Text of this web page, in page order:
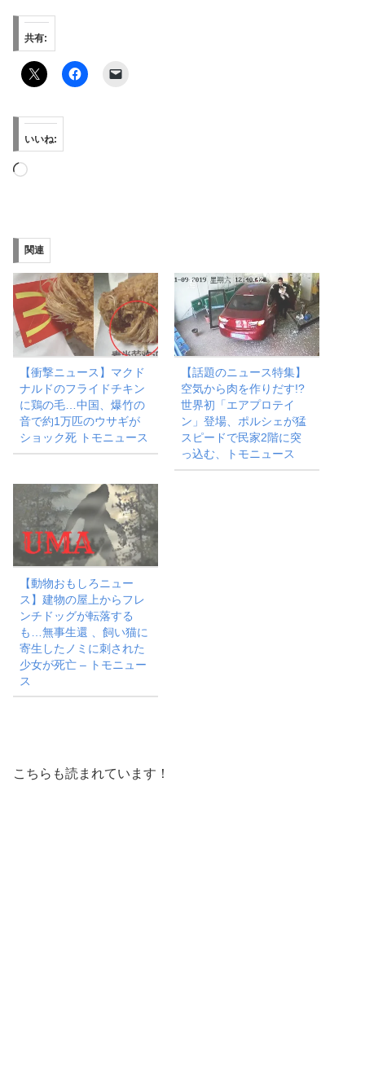
共有:
いいね:
読
み
中…
関連
【衝撃ニュース】マクド
ナルドのフライドチキン
に鶏の毛…中国、爆竹の
音で約1万匹のウサギが
ショック死 トモニュース
【話題のニュース特集】
空気から肉を作りだす!?
世界初「エアプロテイ
ン」登場、ポルシェが猛
スピードで民家2階に突
っ込む、トモニュース
【動物おもしろニュー
ス】建物の屋上からフレ
ンチドッグが転落する
も…無事生還 、飼い猫に
寄生したノミに刺された
少女が死亡 – トモニュー
ス
こちらも読まれています！